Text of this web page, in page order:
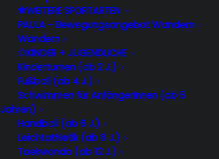
WEITERE SPORTARTEN
PAULA – Bewegungsangebot Wandern
Wandern
KINDER + JUGENDLICHE
Kinderturnen (ab 2 J.)
Fußball (ab 4 J.)
Schwimmen für AnfängerInnen (ab 5
Jahren)
Handball (ab 6 J.)
Leichtathletik (ab 6 J.)
Taekwondo (ab 12 J.)
Variation des Grundschrittes erlaubt
flüssigeres, eleganteres Tanzen der
bereits erlernten und (natürlich) neuen
Figuren dieses Kurses.
Wir freuen uns auf euch.
Petra und Thomas
Neuer Kurs: NN
Dauer: 6 Termine